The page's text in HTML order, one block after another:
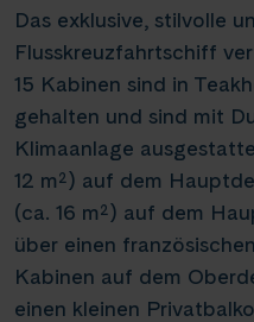
Das exklusive, stilvolle
Flusskreuzfahrtschiff
15 Kabinen sind in
gehalten und sind mit
Klimaanlage
12 m²) auf dem
(ca. 16 m²) auf dem
über einen
Kabinen auf dem
einen kleinen